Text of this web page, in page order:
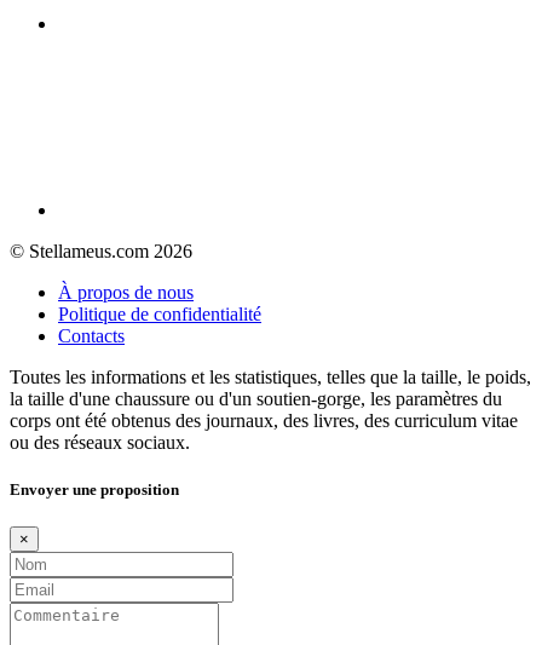
© Stellameus.com 2026
À propos de nous
Politique de confidentialité
Contacts
Toutes les informations et les statistiques, telles que la taille, le poids,
la taille d'une chaussure ou d'un soutien-gorge, les paramètres du
corps ont été obtenus des journaux, des livres, des curriculum vitae
ou des réseaux sociaux.
Envoyer une proposition
×